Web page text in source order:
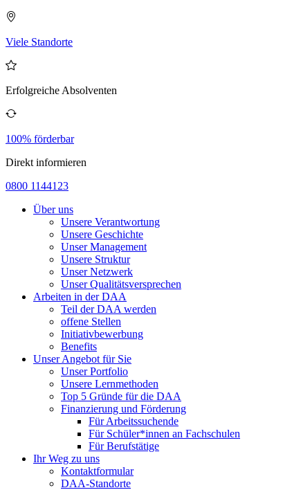
Viele Standorte
Erfolgreiche Absolventen
100% förderbar
Direkt informieren
0800 1144123
Über uns
Unsere Verantwortung
Unsere Geschichte
Unser Management
Unsere Struktur
Unser Netzwerk
Unser Qualitätsversprechen
Arbeiten in der DAA
Teil der DAA werden
offene Stellen
Initiativbewerbung
Benefits
Unser Angebot für Sie
Unser Portfolio
Unsere Lernmethoden
Top 5 Gründe für die DAA
Finanzierung und Förderung
Für Arbeitssuchende
Für Schüler*innen an Fachschulen
Für Berufstätige
Ihr Weg zu uns
Kontaktformular
DAA-Standorte